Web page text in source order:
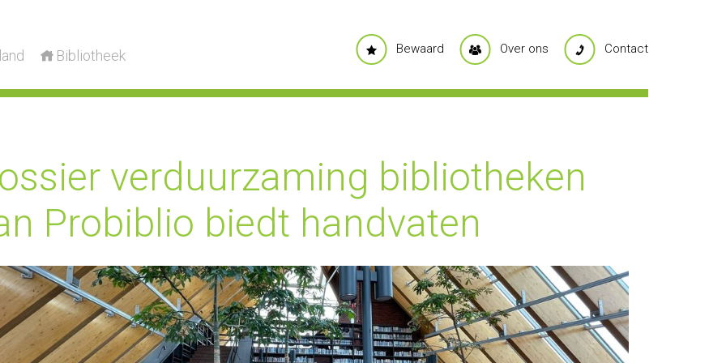
Bibliotheek Bewaard Over ons Contact
verduurzaming bibliotheken
Probiblio biedt handvaten